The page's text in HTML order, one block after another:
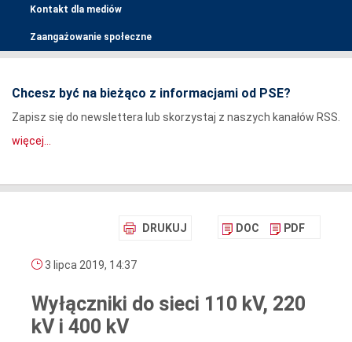
Kontakt dla mediów
Zaangażowanie społeczne
Chcesz być na bieżąco z informacjami od PSE?
Zapisz się do newslettera lub skorzystaj z naszych kanałów RSS.
więcej...
DRUKUJ DOC PDF
3 lipca 2019, 14:37
Wyłączniki do sieci 110 kV, 220
kV i 400 kV